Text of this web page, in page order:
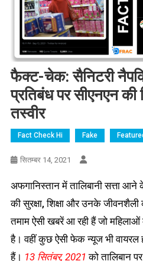
फैक्ट-चेक: सैनिटरी
प्रतिबंध पर सीएनएन की
तस्वीर
Fact Check Hi Fake
सितम्बर 14, 2021
अफगानिस्तान में तालिबानी सत्ता
की सुरक्षा, शिक्षा और उनके जीवनशैली
तमाम ऐसी खबरें आ रही हैं जो महिलाओं
है। वहीं कुछ ऐसी फेक न्यूज भी वायरल
हैं। 13 सितंबर, 2021को तालिबान